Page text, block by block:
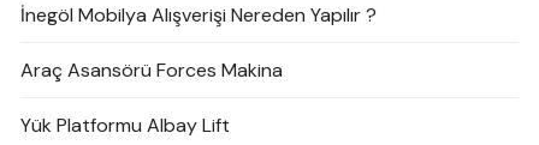
İnegöl Mobilya Alışverişi Nereden Yapılır ?
Araç Asansörü Forces Makina
Yük Platformu Albay Lift